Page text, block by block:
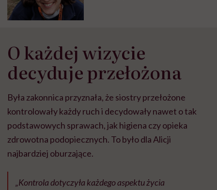
O każdej wizycie
decyduje przełożona
Była zakonnica przyznała, że siostry przełożone
kontrolowały każdy ruch i decydowały nawet o tak
podstawowych sprawach, jak higiena czy opieka
zdrowotna podopiecznych. To było dla Alicji
najbardziej oburzające.
„Kontrola dotyczyła każdego aspektu życia